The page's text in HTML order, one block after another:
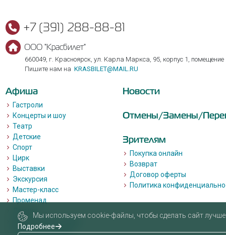
+7 (391) 288-88-81
ООО "Красбилет"
660049, г. Красноярск, ул. Карла Маркса, 95, корпус 1, помещение
Пишите нам на KRASBILET@MAIL.RU
Афиша
Гастроли
Концерты и шоу
Театр
Детские
Спорт
Цирк
Выставки
Экскурсия
Мастер-класс
Променад
Лекции
Квизы, квесты, игры.
Пушкинская карта
Новости
Отмены/Замены/
Зрителям
Покупка онлайн
Возврат
Договор оферты
Политика
Мы используем cookie-файлы, чтобы сделать сайт лучше
Подробнее